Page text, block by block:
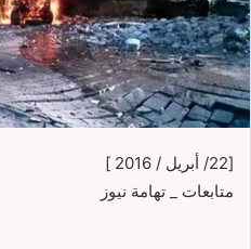
[22/ أبريل / 2016 ]
متابعات _ تهامة نيوز